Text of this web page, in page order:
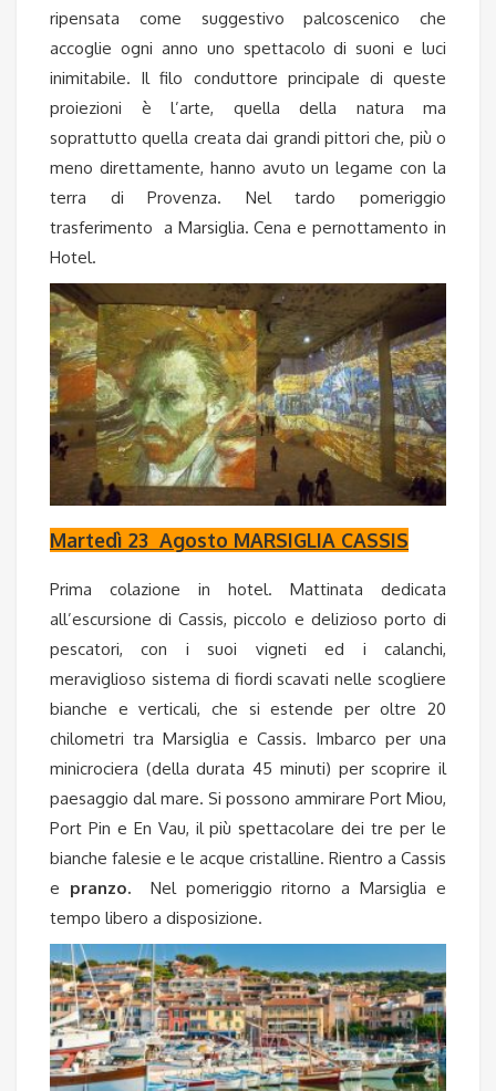
ripensata come suggestivo palcoscenico che
accoglie ogni anno uno spettacolo di suoni e luci
inimitabile. Il filo conduttore principale di queste
proiezioni è l’arte, quella della natura ma
soprattutto quella creata dai grandi pittori che, più o
meno direttamente, hanno avuto un legame con la
terra di Provenza. Nel tardo pomeriggio
trasferimento a Marsiglia. Cena e pernottamento in
Hotel.
Martedì 23 Agosto MARSIGLIA CASSIS
Prima colazione in hotel. Mattinata dedicata
all’escursione di Cassis, piccolo e delizioso porto di
pescatori, con i suoi vigneti ed i calanchi,
meraviglioso sistema di fiordi scavati nelle scogliere
bianche e verticali, che si estende per oltre 20
chilometri tra Marsiglia e Cassis. Imbarco per una
minicrociera (della durata 45 minuti) per scoprire il
paesaggio dal mare. Si possono ammirare Port Miou,
Port Pin e En Vau, il più spettacolare dei tre per le
bianche falesie e le acque cristalline. Rientro a Cassis
e pranzo.Nel pomeriggio ritorno a Marsiglia e
tempo libero a disposizione.